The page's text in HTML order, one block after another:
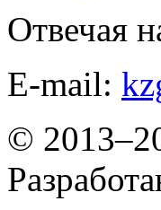
Отвечая
E-mail:
©